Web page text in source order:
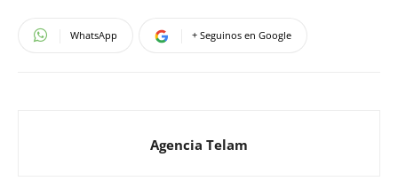
WhatsApp + Seguinos en Google
Agencia Telam